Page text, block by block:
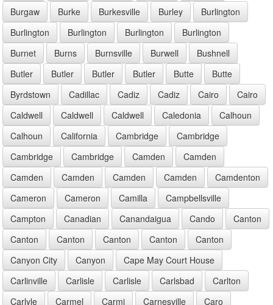
Burgaw
Burke Burkesville Burley
Burlington
Burlington
Burlington Burlington
Burlington
Burnet
Burns Burnsville Burwell
Bushnell
Butler
Butler Butler Butler Butte
Butte
Byrdstown
Cadillac Cadiz Cadiz Cairo
Cairo
Caldwell
Caldwell Caldwell Caledonia
Calhoun
Calhoun
California Cambridge
Cambridge
Cambridge
Cambridge Camden
Camden
Camden
Camden Camden Camden
Camdenton
Cameron
Cameron Camilla
Campbellsville
Campton
Canadian Canandaigua Cando
Canton
Canton
Canton Canton Canton
Canton
Canyon City
Canyon
Cape May Court House
Carlinville
Carlisle Carlisle Carlsbad
Carlton
Carlyle
Carmel Carmi Carnesville Caro